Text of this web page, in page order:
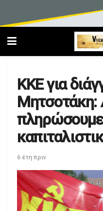
ΚΚΕ για
Μητσοτάκη:
6 έτη πριν